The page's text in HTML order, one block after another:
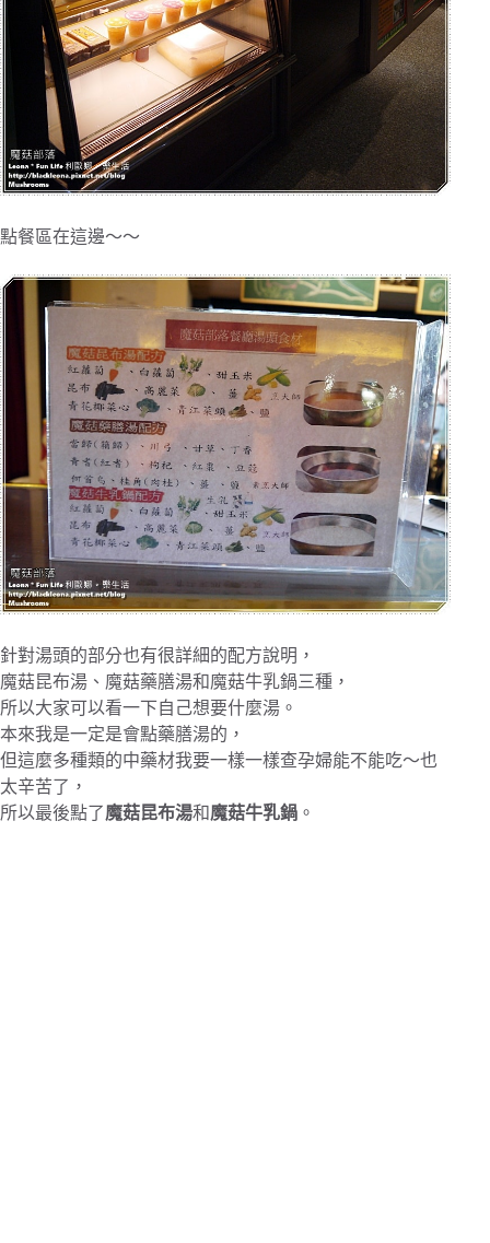
點餐區在這邊～～
針對湯頭的部分也有很詳細的配方說明，
魔菇昆布湯、魔菇藥膳湯和魔菇牛乳鍋三種，
所以大家可以看一下自己想要什麼湯。
本來我是一定是會點藥膳湯的，
但這麼多種類的中藥材我要一樣一樣查孕婦能不能吃～也
太辛苦了，
所以最後點了魔菇昆布湯和魔菇牛乳鍋 。